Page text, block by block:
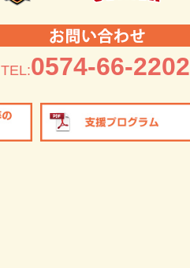
TEL:0574-66-2202